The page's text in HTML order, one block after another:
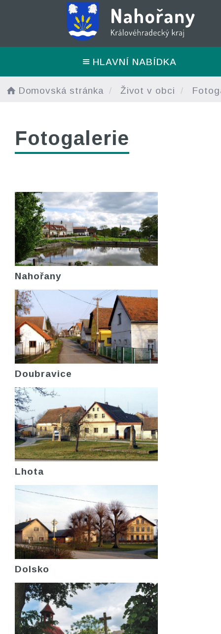
HLAVNÍ NABÍDKA
Domovská stránka Život v obci
Fotogalerie
Nahořany
Doubravice
Lhota
Dolsko